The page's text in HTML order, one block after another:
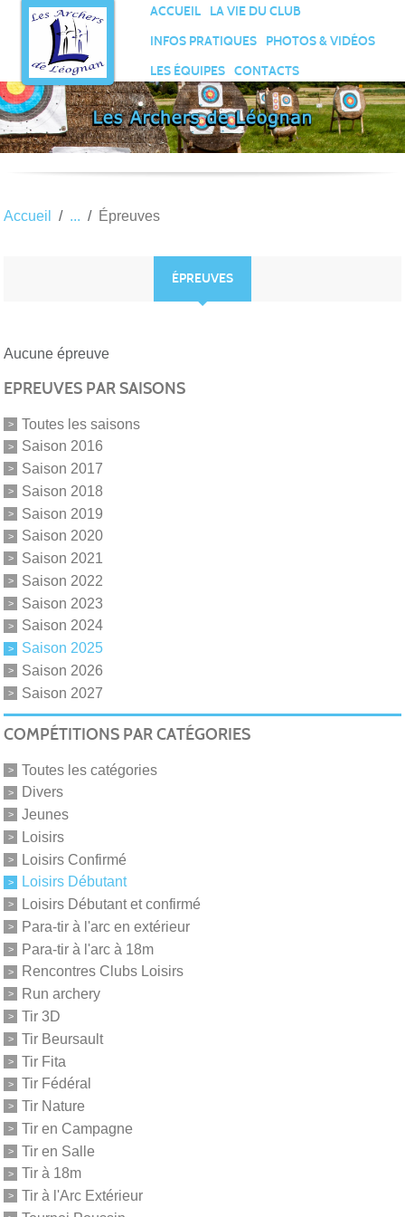
ACCUEIL
LA VIE DU CLUB
INFOS PRATIQUES
PHOTOS & VIDÉOS
LES ÉQUIPES
CONTACTS
Accueil Épreuves
ÉPREUVES
Aucune épreuve
EPREUVES PAR SAISONS
Toutes les saisons
Saison 2016
Saison 2017
Saison 2018
Saison 2019
Saison 2020
Saison 2021
Saison 2022
Saison 2023
Saison 2024
Saison 2025
Saison 2026
Saison 2027
COMPÉTITIONS PAR CATÉGORIES
Toutes les catégories
Divers
Jeunes
Loisirs
Loisirs Confirmé
Loisirs Débutant
Loisirs Débutant et confirmé
Para-tir à l'arc en extérieur
Para-tir à l'arc à 18m
Rencontres Clubs Loisirs
Run archery
Tir 3D
Tir Beursault
Tir Fita
Tir Fédéral
Tir Nature
Tir en Campagne
Tir en Salle
Tir à 18m
Tir à l'Arc Extérieur
Panneau de gestion des cookies